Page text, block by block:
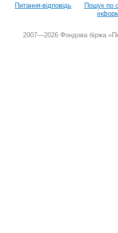
Питання-відповідь Пошук по
2007—2026 Фондова біржа